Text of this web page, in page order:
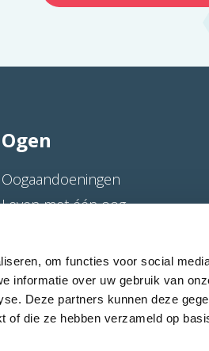
om functies voor social
informatie over uw gebruik van
Deze partners kunnen deze
of die ze hebben verzameld op
Ogen
Oogaandoeningen
Leven met één oog
Oogverwijdering
Bibliotheek
Veelgestelde vragen